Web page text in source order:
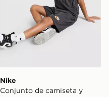
Nike
Conjunto de camiseta y